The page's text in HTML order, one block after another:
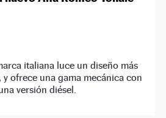
italiana luce un diseño más
ofrece una gama mecánica con
versión diésel.